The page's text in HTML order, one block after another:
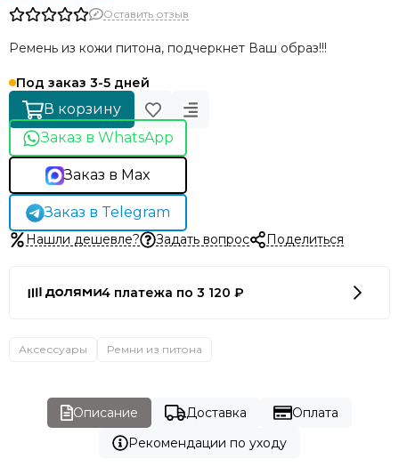
Оставить отзыв
Ремень из кожи питона, подчеркнет Ваш образ!!!
Под заказ 3-5 дней
В корзину
Заказ в WhatsApp
Заказ в Max
Заказ в Telegram
Нашли дешевле? Задать вопрос Поделиться
4 платежа по 3 120 ₽
Аксессуары Ремни из питона
Описание Доставка
Оплата
Рекомендации по уходу